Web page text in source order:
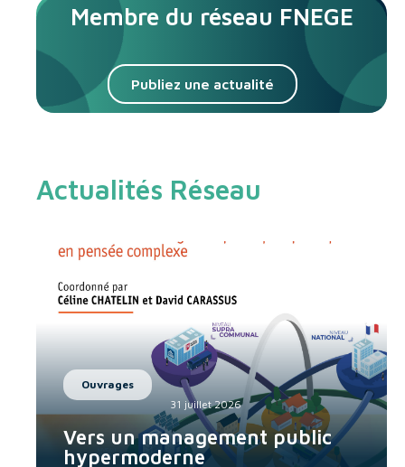
Membre du réseau FNEGE
Publiez une actualité
Actualités Réseau
Ouvrages
31 juillet 2026
Vers un management public
hypermoderne